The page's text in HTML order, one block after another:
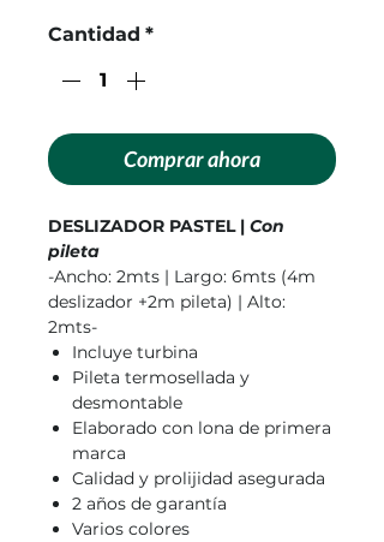
Cantidad *
Comprar ahora
DESLIZADOR PASTEL | Con
pileta
-Ancho: 2mts | Largo: 6mts (4m
deslizador +2m pileta) | Alto:
2mts-
Incluye turbina
Pileta termosellada y
desmontable
Elaborado con lona de primera
marca
Calidad y prolijidad asegurada
2 años de garantía
Varios colores